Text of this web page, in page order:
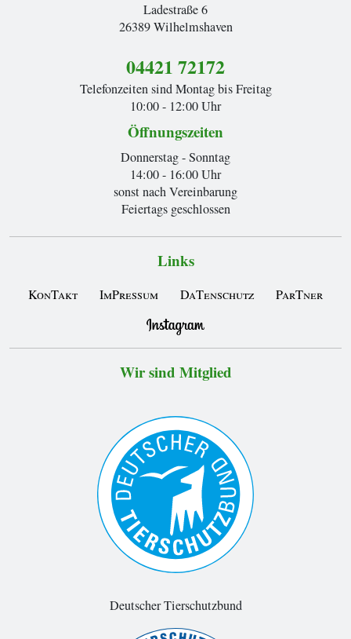
Ladestraße 6
26389 Wilhelmshaven
04421 72172
Telefonzeiten sind Montag bis Freitag
10:00 - 12:00 Uhr
Öffnungszeiten
Donnerstag - Sonntag
14:00 - 16:00 Uhr
sonst nach Vereinbarung
Feiertags geschlossen
Links
KonTakt ImPressum DaTenschutz ParTner
Wir sind Mitglied
Deutscher Tierschutzbund